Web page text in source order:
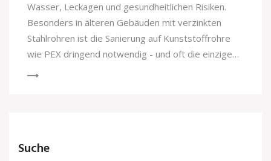
Wasser, Leckagen und gesundheitlichen Risiken.
Besonders in älteren Gebäuden mit verzinkten
Stahlrohren ist die Sanierung auf Kunststoffrohre
wie PEX dringend notwendig - und oft die einzige
Suche